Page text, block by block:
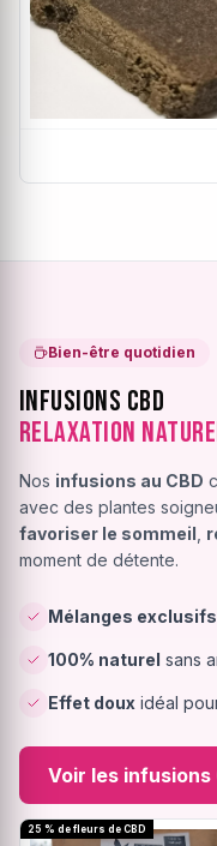
Bien-être quotidien
Infusions CBD
Relaxation
Nos infusions au CBD
avec des plantes
favoriser le sommeil
moment de détente.
Mélanges exclusifs
100% naturel sans
Effet doux idéal
Voir les infusions
25 % de fleurs de CBD